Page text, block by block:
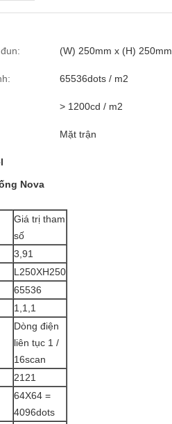
(W) 250mm x (H) 250mm
65536dots / m2
> 1200cd / m2
Mặt trận
Nova
Giá trị tham
số
3,91
L250XH250
65536
1,1,1
Dòng điện
liên tục 1 /
16scan
2121
64X64 =
4096dots